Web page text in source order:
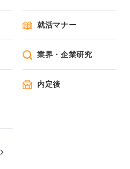
就活マナー
業界・企業研究
内定後